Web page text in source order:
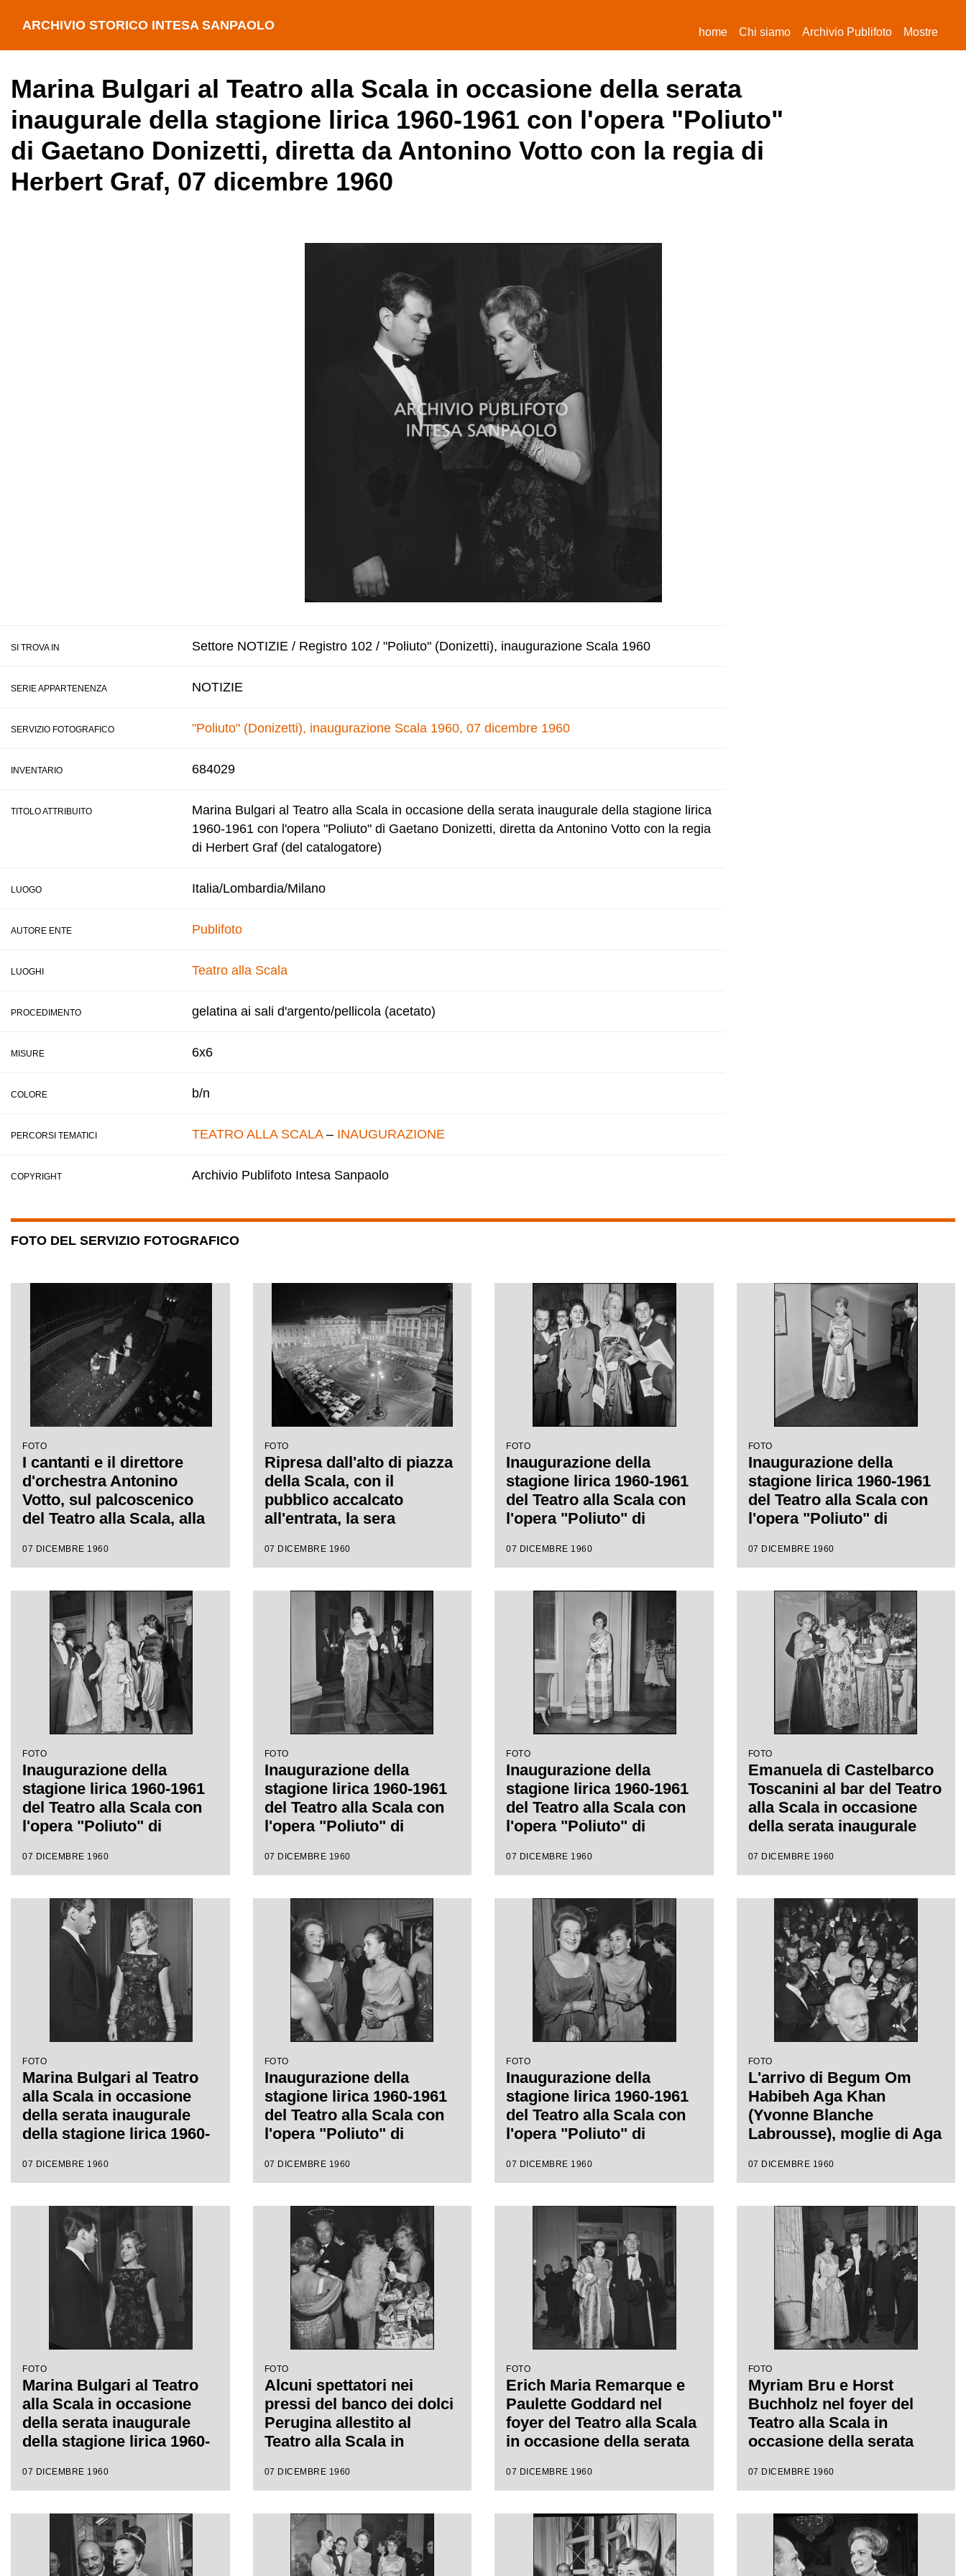
ARCHIVIO STORICO INTESA SANPAOLO home(current)
Chi siamo Archivio Publifoto Mostre
Marina Bulgari al Teatro alla Scala in occasione della serata
inaugurale della stagione lirica 1960-1961 con l'opera "Poliuto"
di Gaetano Donizetti, diretta da Antonino Votto con la regia di
Herbert Graf, 07 dicembre 1960
SI TROVA IN Settore NOTIZIE / Registro 102 / "Poliuto" (Donizetti), inaugurazione Scala 1960
SERIE APPARTENENZA NOTIZIE
SERVIZIO FOTOGRAFICO "Poliuto" (Donizetti), inaugurazione Scala 1960, 07 dicembre 1960
INVENTARIO 684029
TITOLO ATTRIBUITO
Marina Bulgari al Teatro alla Scala in occasione della serata inaugurale della stagione lirica
1960-1961 con l'opera "Poliuto" di Gaetano Donizetti, diretta da Antonino Votto con la regia
di Herbert Graf (del catalogatore)
LUOGO Italia/Lombardia/Milano
AUTORE ENTE Publifoto
LUOGHI Teatro alla Scala
PROCEDIMENTO gelatina ai sali d'argento/pellicola (acetato)
MISURE 6x6
COLORE b/n
PERCORSI TEMATICI TEATRO ALLA SCALA– INAUGURAZIONE
COPYRIGHT Archivio Publifoto Intesa Sanpaolo
FOTO DEL SERVIZIO FOTOGRAFICO
FOTO
I cantanti e il direttore
d'orchestra Antonino
Votto, sul palcoscenico
del Teatro alla Scala, alla
rappresentazione
Gaetano Donizetti, con la
quale si è inaugurata la
stagione lirica 1960-1961
07 DICEMBRE 1960
FOTO
Ripresa dall'alto di piazza
della Scala, con il
pubblico accalcato
all'entrata, la sera
stagione lirica 1960-1961
07 DICEMBRE 1960
FOTO
Inaugurazione della
stagione lirica 1960-1961
del Teatro alla Scala con
l'opera "Poliuto" di
da Antonino Votto con la
07 DICEMBRE 1960
FOTO
Inaugurazione della
stagione lirica 1960-1961
del Teatro alla Scala con
l'opera "Poliuto" di
da Antonino Votto con la
07 DICEMBRE 1960
FOTO
Inaugurazione della
stagione lirica 1960-1961
del Teatro alla Scala con
l'opera "Poliuto" di
da Antonino Votto con la
07 DICEMBRE 1960
FOTO
Inaugurazione della
stagione lirica 1960-1961
del Teatro alla Scala con
l'opera "Poliuto" di
da Antonino Votto con la
07 DICEMBRE 1960
FOTO
Inaugurazione della
stagione lirica 1960-1961
del Teatro alla Scala con
l'opera "Poliuto" di
da Antonino Votto con la
07 DICEMBRE 1960
FOTO
Emanuela di Castelbarco
Toscanini al bar del Teatro
alla Scala in occasione
della serata inaugurale
1961 con l'opera "Poliuto"
diretta da Antonino Votto
con la regia di Herbert
Graf
07 DICEMBRE 1960
FOTO
Marina Bulgari al Teatro
alla Scala in occasione
della serata inaugurale
della stagione lirica 1960-
di Gaetano Donizetti,
con la regia di Herbert
07 DICEMBRE 1960
FOTO
Inaugurazione della
stagione lirica 1960-1961
del Teatro alla Scala con
l'opera "Poliuto" di
da Antonino Votto con la
07 DICEMBRE 1960
FOTO
Inaugurazione della
stagione lirica 1960-1961
del Teatro alla Scala con
l'opera "Poliuto" di
da Antonino Votto con la
07 DICEMBRE 1960
FOTO
L'arrivo di Begum Om
Habibeh Aga Khan
(Yvonne Blanche
Labrousse), moglie di Aga
dell'inaugurazione della
del Teatro alla Scala con
l'opera "Poliuto" di
Gaetano Donizetti, diretta
da Antonino Votto con la
regia di Herbert Graf
07 DICEMBRE 1960
FOTO
Marina Bulgari al Teatro
alla Scala in occasione
della serata inaugurale
della stagione lirica 1960-
di Gaetano Donizetti,
con la regia di Herbert
07 DICEMBRE 1960
FOTO
Alcuni spettatori nei
pressi del banco dei dolci
Perugina allestito al
Teatro alla Scala in
inaugurale della stagione
l'opera "Poliuto" di
Gaetano Donizetti, diretta
da Antonino Votto con la
regia di Herbert Graf
07 DICEMBRE 1960
FOTO
Erich Maria Remarque e
Paulette Goddard nel
foyer del Teatro alla Scala
in occasione della serata
lirica 1960-1961 con
Gaetano Donizetti, diretta
da Antonino Votto con la
regia di Herbert Graf
07 DICEMBRE 1960
FOTO
Myriam Bru e Horst
Buchholz nel foyer del
Teatro alla Scala in
occasione della serata
lirica 1960-1961 con
Gaetano Donizetti, diretta
da Antonino Votto con la
regia di Herbert Graf
07 DICEMBRE 1960